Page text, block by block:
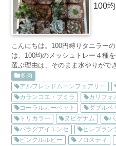
100
こんにちは。100円縛りタニラー
は、100均のメッシュトレー４種
選ぶ理由は、そのまま水やりがで
床で水やりをして、トレーを持ち
多肉
アルフレッドムーンフェアリー
カランコエ・プミラ
カリフォ
コーラルカーペット
ダブルベ
トリカラー
ヌビゲナム
パラグアイエンセ
ヒレブラン
ピンクルルビー
フロスティ